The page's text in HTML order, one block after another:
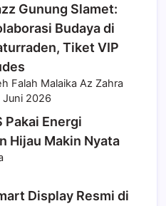
Gunung Slamet:
Budaya di
Tiket VIP
Falah Malaika Az Zahra
Juni 2026
Pakai Energi
Hijau Makin Nyata
Display Resmi di